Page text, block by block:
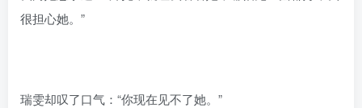
很担心她。”
瑞雯却叹了口气：“你现在见不了她。”